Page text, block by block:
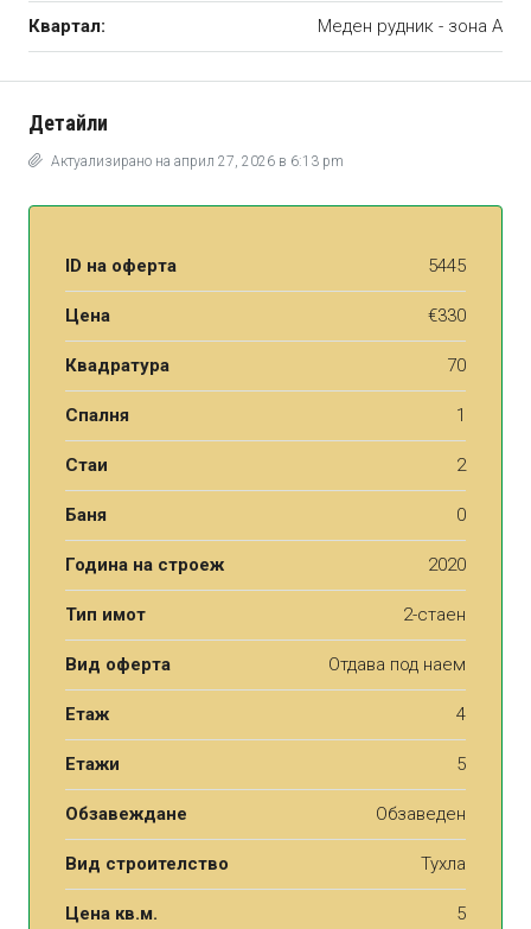
Квартал: Меден рудник - зона А
Детайли
Актуализирано на април 27, 2026 в 6:13 pm
ID на оферта 5445
Цена €330
Квадратура 70
Спалня 1
Стаи 2
Баня 0
Година на строеж 2020
Тип имот 2-стаен
Вид оферта Отдава под наем
Етаж 4
Етажи 5
Обзавеждане Обзаведен
Вид строителство Тухла
Цена кв.м. 5